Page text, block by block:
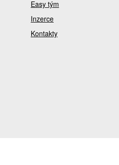
Easy tým
Inzerce
Kontakty